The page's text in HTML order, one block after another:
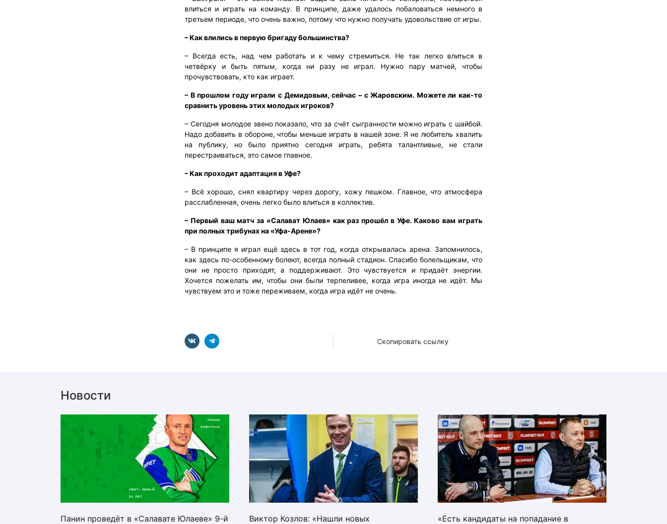
влиться и играть на команду. В принципе, даже удалось побаловаться немного в
третьем периоде, что очень важно, потому что нужно получать удовольствие от игры.
– Как влились в первую бригаду большинства?
– Всегда есть, над чем работать и к чему стремиться. Не так легко влиться в
четвёрку и быть пятым, когда ни разу не играл. Нужно пару матчей, чтобы
прочувствовать, кто как играет.
– В прошлом году играли с Демидовым, сейчас – с Жаровским. Можете ли как-то
сравнить уровень этих молодых игроков?
– Сегодня молодое звено показало, что за счёт сыгранности можно играть с шайбой.
Надо добавить в обороне, чтобы меньше играть в нашей зоне. Я не любитель хвалить
на публику, но было приятно сегодня играть, ребята талантливые, не стали
перестраиваться, это самое главное.
– Как проходит адаптация в Уфе?
– Всё хорошо, снял квартиру через дорогу, хожу пешком. Главное, что атмосфера
расслабленная, очень легко было влиться в коллектив.
– Первый ваш матч за «Салават Юлаев» как раз прошёл в Уфе. Каково вам играть
при полных трибунах на «Уфа-Арене»?
– В принципе я играл ещё здесь в тот год, когда открывалась арена. Запомнилось,
как здесь по-особенному болеют, всегда полный стадион. Спасибо болельщикам, что
они не просто приходят, а поддерживают. Это чувствуется и придаёт энергии.
Хочется пожелать им, чтобы они были терпеливее, когда игра иногда не идёт. Мы
чувствуем это и тоже переживаем, когда игра идёт не очень.
Скопировать ссылку
Новости
Панин проведёт в «Салавате Юлаеве» 9-й
Виктор Козлов: «Нашли новых
«Есть кандидаты на попадание в